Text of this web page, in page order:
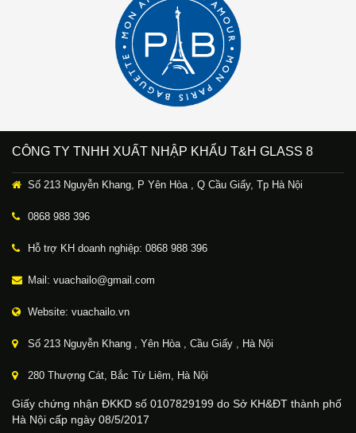
CÔNG TY TNHH XUẤT NHẬP KHẨU T&H GLASS 8
Số 213 Nguyễn Khang, P Yên Hòa , Q Cầu Giấy, Tp Hà Nội
0868 988 396
Hỗ trợ KH doanh nghiệp: 0868 988 396
Mail: vuachailo@gmail.com
Website: vuachailo.vn
Số 213 Nguyễn Khang , Yên Hòa , Cầu Giấy , Hà Nội
280 Thượng Cát, Bắc Từ Liêm, Hà Nội
Giấy chứng nhận ĐKKD số 0107829199 do Sở KH&ĐT thành phố
Hà Nội cấp ngày 08/5/2017